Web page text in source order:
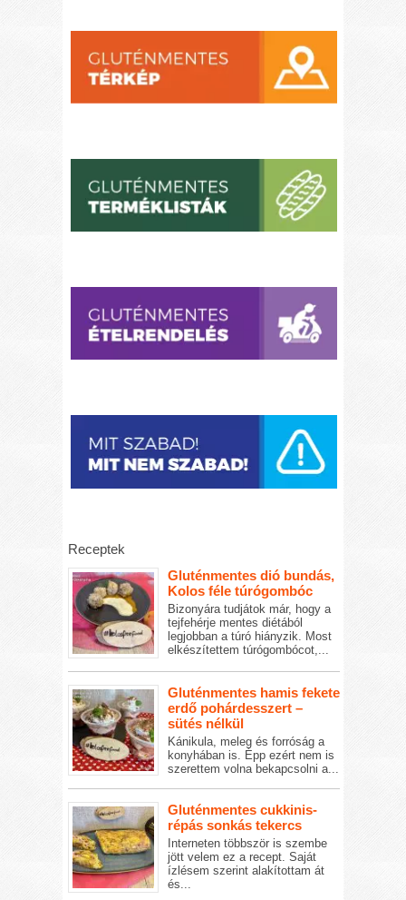
Receptek
Gluténmentes dió bundás,
Kolos féle túrógombóc
Bizonyára tudjátok már, hogy a
tejfehérje mentes diétából
legjobban a túró hiányzik. Most
elkészítettem túrógombócot,...
Gluténmentes hamis fekete
erdő pohárdesszert –
sütés nélkül
Kánikula, meleg és forróság a
konyhában is. Épp ezért nem is
szerettem volna bekapcsolni a...
Gluténmentes cukkinis-
répás sonkás tekercs
Interneten többször is szembe
jött velem ez a recept. Saját
ízlésem szerint alakítottam át
és...